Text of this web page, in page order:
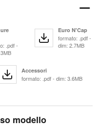
.pdf -
Euro N'Cap
formato: .pdf -
dim: 2.7MB
Accessori
formato: .pdf - dim: 3.6MB
modello